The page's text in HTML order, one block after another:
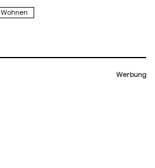
Wohnen
Werbung